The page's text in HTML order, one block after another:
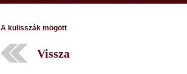
A kulisszák mögött
Vissza